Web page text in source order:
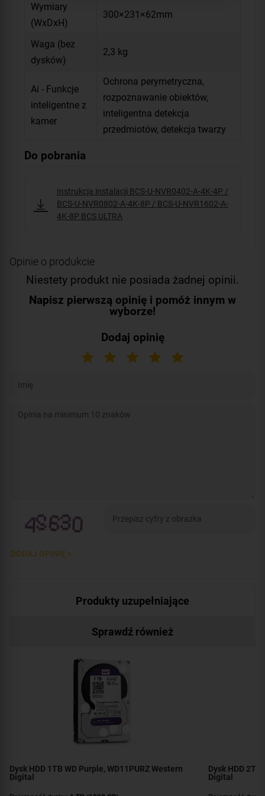
Wymiary
(WxDxH)
300×231×62mm
Waga (bez
dysków)
2,3 kg
Ai - Funkcje
inteligentne z
kamer
Ochrona perymetryczna,
rozpoznawanie obiektów,
inteligentna detekcja
przedmiotów, detekcja twarzy
Do pobrania
Instrukcja instalacji BCS-U-NVR0402-A-4K-4P /
BCS-U-NVR0802-A-4K-8P / BCS-U-NVR1602-A-
4K-8P BCS ULTRA
Opinie o produkcie
Niestety produkt nie posiada żadnej opinii.
Napisz pierwszą opinię i pomóż innym w
wyborze!
Dodaj opinię
DODAJ OPINIĘ >
Produkty uzupełniające
Sprawdź również
Dysk HDD 1TB WD Purple, WD11PURZ Western
Digital
Dysk HDD 2TB
Digital